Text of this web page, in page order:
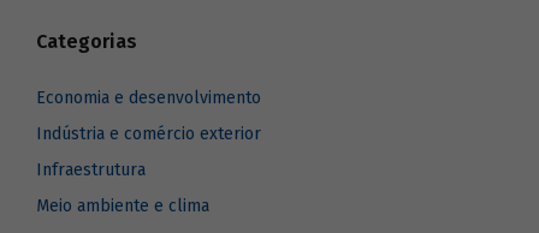
Categorias
Economia e desenvolvimento
Indústria e comércio exterior
Infraestrutura
Meio ambiente e clima